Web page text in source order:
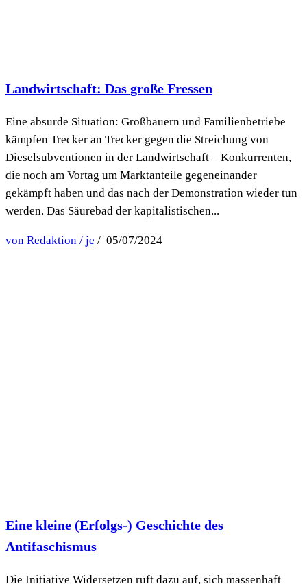
Landwirtschaft: Das große Fressen
Eine absurde Situation: Großbauern und Familienbetriebe
kämpfen Trecker an Trecker gegen die Streichung von
Dieselsubventionen in der Landwirtschaft – Konkurrenten,
die noch am Vortag um Marktanteile gegeneinander
gekämpft haben und das nach der Demonstration wieder tun
werden. Das Säurebad der kapitalistischen...
von Redaktion / je / 05/07/2024
Eine kleine (Erfolgs-) Geschichte des
Antifaschismus
Die Initiative Widersetzen ruft dazu auf, sich massenhaft